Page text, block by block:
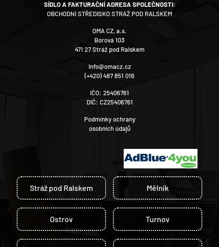
SÍDLO A FAKTURAČNÍ ADRESA SPOLEČNOSTI:
OBCHODNÍ STŘEDISKO STRÁŽ POD RALSKEM
OMA CZ, a.s.
Borová 103
471 27 Stráž pod Ralskem
info@omacz.cz
(+420) 487 851 016
IČO: 25406761
DIČ: CZ25406761
Podmínky ochrany
osobních údajů
Stráž pod Ralskem Mělník
Ostrov Turnov